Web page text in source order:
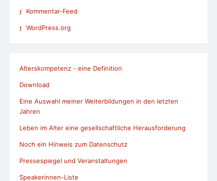
Kommentar-Feed
WordPress.org
Alterskompetenz - eine Definition
Download
Eine Auswahl meiner Weiterbildungen in den letzten
Jahren
Leben im Alter eine gesellschaftliche Herausforderung
Noch ein Hinweis zum Datenschutz
Pressespiegel und Veranstaltungen
Speakerinnen-Liste